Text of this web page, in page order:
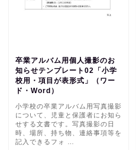
卒業アルバム用個人撮影のお
知らせテンプレート02「小学
校用・項目が表形式」（ワー
ド・Word）
小学校の卒業アルバム用写真撮影
について、児童と保護者にお知ら
せする文書です。写真撮影の日
時、場所、持ち物、連絡事項等を
記入できるフォ …